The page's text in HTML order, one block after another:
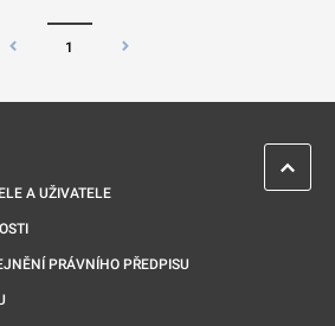
1
A UŽIVATELE
PRÁVNÍHO PŘEDPISU